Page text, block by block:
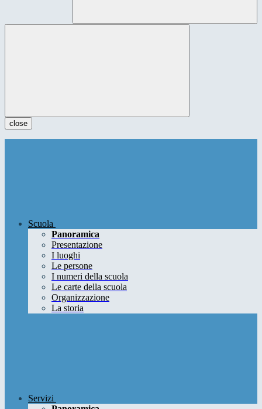
close
Scuola
Panoramica
Presentazione
I luoghi
Le persone
I numeri della scuola
Le carte della scuola
Organizzazione
La storia
Servizi